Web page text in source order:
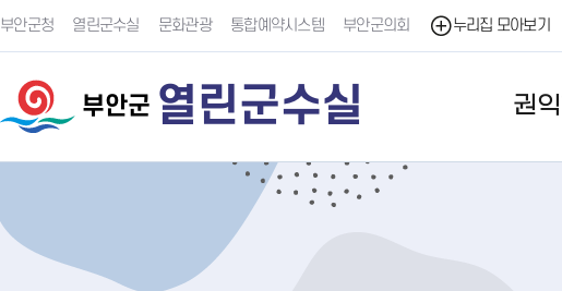
부안군청 열린군수실 문화관광 통합예약시스템 부안군의회 누리집 모아보기
부안군 열린군수실 권